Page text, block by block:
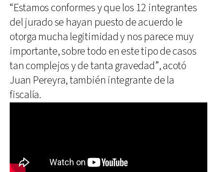
“Estamos conformes y que los 12 integrantes
del jurado se hayan puesto de acuerdo le
otorga mucha legitimidad y nos parece muy
importante, sobre todo en este tipo de casos
tan complejos y de tanta gravedad”, acotó
Juan Pereyra, también integrante de la
fiscalía.